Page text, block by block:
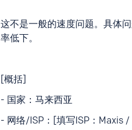
这不是一般的速度问题。具体
率低下。
[概括]
- 国家：马来西亚
- 网络/ISP：[填写ISP：Maxis